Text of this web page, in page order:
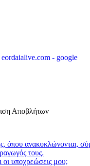
Αποβλήτων
όπου
τους.
οι υποχρεώσεις μου;